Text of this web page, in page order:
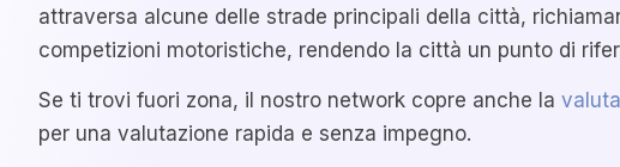
attraversa alcune delle strade principali della città,
competizioni motoristiche, rendendo la città un punto di
Se ti trovi fuori zona, il nostro network copre anche la
per una valutazione rapida e senza impegno.